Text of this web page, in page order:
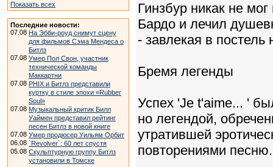
Показать всех
Последние новости:
07.08 На Эбби-роуд снимут сцену
для фильмов Сэма Мендеса о
Битлз
07.08 Умер Пол Свон, участник
технической команды
Маккартни
07.08 PHIX и Битлз представили
куртку в стиле эпохи «Rubber
Soul»
07.08 Музыкальный критик Билл
Уаймен представил рейтинг
песен Битлз в новой книге
07.08 Умер продюсер Уильям Орбит
06.08 `Revolver`: 60 лет спустя
05.08 Скульптурную группу Битлз
установили в Томске
Гинзбур никак не
Бардо и лечил
- завлекая в
Бремя легенды
Успех 'Je t'aime... '
но легендой,
утратившей
повторениями песню.